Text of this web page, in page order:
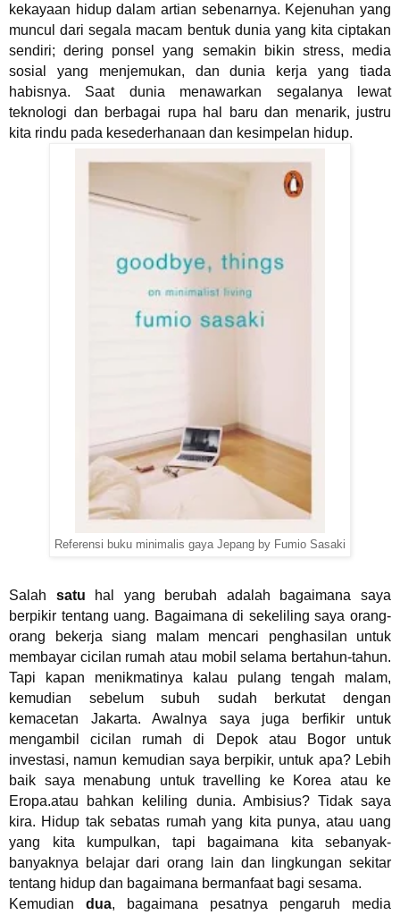
kekayaan hidup dalam artian sebenarnya. Kejenuhan yang
muncul dari segala macam bentuk dunia yang kita ciptakan
sendiri; dering ponsel yang semakin bikin stress, media
sosial yang menjemukan, dan dunia kerja yang tiada
habisnya. Saat dunia menawarkan segalanya lewat
teknologi dan berbagai rupa hal baru dan menarik, justru
kita rindu pada kesederhanaan dan kesimpelan hidup.
Referensi buku minimalis gaya Jepang by Fumio Sasaki
Salah satu hal yang berubah adalah bagaimana saya
berpikir tentang uang. Bagaimana di sekeliling saya orang-
orang bekerja siang malam mencari penghasilan untuk
membayar cicilan rumah atau mobil selama bertahun-tahun.
Tapi kapan menikmatinya kalau pulang tengah malam,
kemudian sebelum subuh sudah berkutat dengan
kemacetan Jakarta. Awalnya saya juga berfikir untuk
mengambil cicilan rumah di Depok atau Bogor untuk
investasi, namun kemudian saya berpikir, untuk apa? Lebih
baik saya menabung untuk travelling ke Korea atau ke
Eropa.atau bahkan keliling dunia. Ambisius? Tidak saya
kira. Hidup tak sebatas rumah yang kita punya, atau uang
yang kita kumpulkan, tapi bagaimana kita sebanyak-
banyaknya belajar dari orang lain dan lingkungan sekitar
tentang hidup dan bagaimana bermanfaat bagi sesama.
Kemudian dua, bagaimana pesatnya pengaruh media